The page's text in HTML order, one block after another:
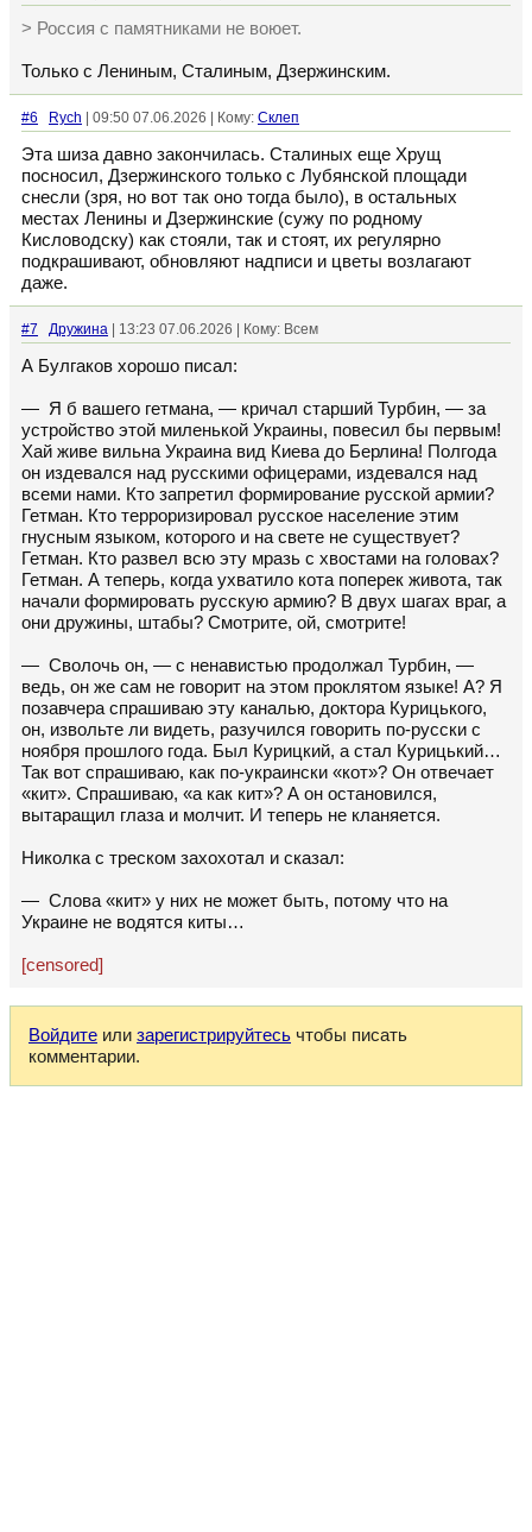
> Россия с памятниками не воюет.
Только с Лениным, Сталиным, Дзержинским.
#6 Rych | 09:50 07.06.2026 | Кому: Склеп
Эта шиза давно закончилась. Сталиных еще Хрущ
посносил, Дзержинского только с Лубянской площади
снесли (зря, но вот так оно тогда было), в остальных
местах Ленины и Дзержинские (сужу по родному
Кисловодску) как стояли, так и стоят, их регулярно
подкрашивают, обновляют надписи и цветы возлагают
даже.
#7 Дружина | 13:23 07.06.2026 | Кому: Всем
А Булгаков хорошо писал:
— Я б вашего гетмана, — кричал старший Турбин, — за
устройство этой миленькой Украины, повесил бы первым!
Хай живе вильна Украина вид Киева до Берлина! Полгода
он издевался над русскими офицерами, издевался над
всеми нами. Кто запретил формирование русской армии?
Гетман. Кто терроризировал русское население этим
гнусным языком, которого и на свете не существует?
Гетман. Кто развел всю эту мразь с хвостами на головах?
Гетман. А теперь, когда ухватило кота поперек живота, так
начали формировать русскую армию? В двух шагах враг, а
они дружины, штабы? Смотрите, ой, смотрите!
— Сволочь он, — с ненавистью продолжал Турбин, —
ведь, он же сам не говорит на этом проклятом языке! А? Я
позавчера спрашиваю эту каналью, доктора Курицького,
он, извольте ли видеть, разучился говорить по-русски с
ноября прошлого года. Был Курицкий, а стал Курицький…
Так вот спрашиваю, как по-украински «кот»? Он отвечает
«кит». Спрашиваю, «а как кит»? А он остановился,
вытаращил глаза и молчит. И теперь не кланяется.
Николка с треском захохотал и сказал:
— Слова «кит» у них не может быть, потому что на
Украине не водятся киты…
[censored]
Войдите или зарегистрируйтесь чтобы писать
комментарии.